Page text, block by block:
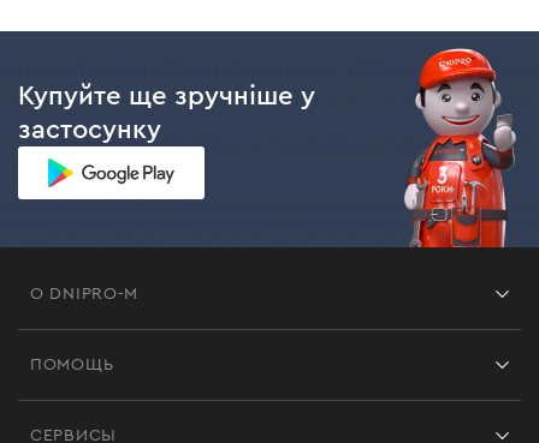
Купуйте ще зручніше у
застосунку
О DNIPRO-M
ПОМОЩЬ
СЕРВИСЫ